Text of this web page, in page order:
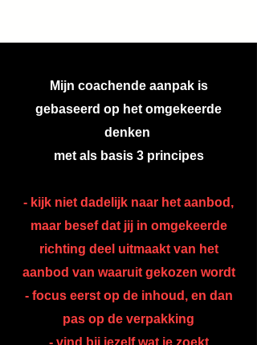
Mijn coachende aanpak is
gebaseerd op het omgekeerde
denken
met als basis 3 principes
- kijk niet dadelijk naar het aanbod,
maar besef dat jij in omgekeerde
richting deel uitmaakt van het
aanbod van waaruit gekozen wordt
- focus eerst op de inhoud, en dan
pas op de verpakking
- vind bij jezelf wat je zoekt